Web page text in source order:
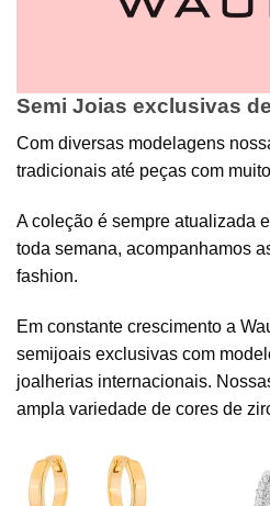
Semi Joias exclusivas
Com diversas modelagens
tradicionais até peças com
A coleção é sempre atualizada
toda semana, acompanhamos
fashion.
Em constante crescimento a
semijoais exclusivas com
joalherias internacionais.
ampla variedade de cores de